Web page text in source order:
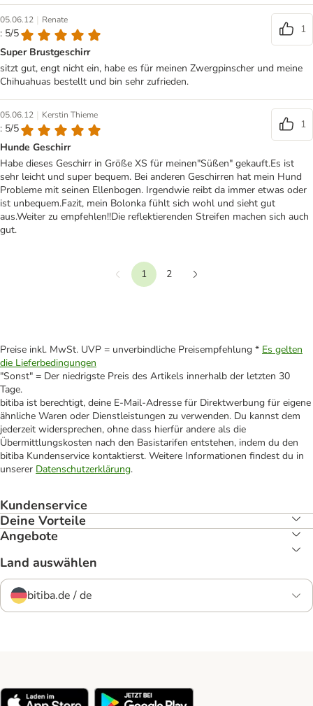
05.06.12 | Renate
: 5/5
1
Super Brustgeschirr
sitzt gut, engt nicht ein, habe es für meinen Zwergpinscher und meine
Chihuahuas bestellt und bin sehr zufrieden.
05.06.12 | Kerstin Thieme
: 5/5
1
Hunde Geschirr
Habe dieses Geschirr in Größe XS für meinen"Süßen" gekauft.Es ist
sehr leicht und super bequem. Bei anderen Geschirren hat mein Hund
Probleme mit seinen Ellenbogen. Irgendwie reibt da immer etwas oder
ist unbequem.Fazit, mein Bolonka fühlt sich wohl und sieht gut
aus.Weiter zu empfehlen!!Die reflektierenden Streifen machen sich auch
gut.
vorherige
1
2
Preise inkl. MwSt. UVP = unverbindliche Preisempfehlung * Es gelten
die Lieferbedingungen
"Sonst" = Der niedrigste Preis des Artikels innerhalb der letzten 30
Tage.
bitiba ist berechtigt, deine E-Mail-Adresse für Direktwerbung für eigene
ähnliche Waren oder Dienstleistungen zu verwenden. Du kannst dem
jederzeit widersprechen, ohne dass hierfür andere als die
Übermittlungskosten nach den Basistarifen entstehen, indem du den
bitiba Kundenservice kontaktierst. Weitere Informationen findest du in
unserer Datenschutzerklärung.
Kundenservice
Deine Vorteile
Angebote
Land auswählen
bitiba.de / de